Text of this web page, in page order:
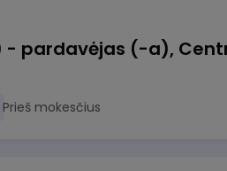
Prieš mokesčius